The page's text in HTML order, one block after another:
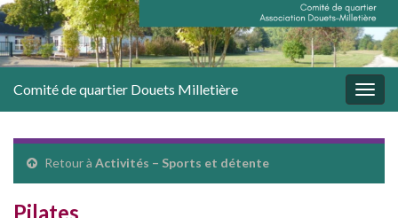
Comité de quartier Douets Milletière
Retour à Activités – Sports et détente
Pilates